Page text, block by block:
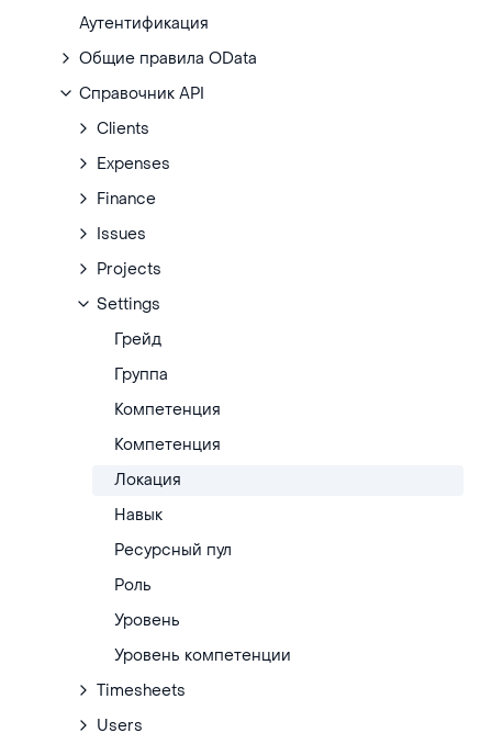
Аутентификация
Общие правила OData
Справочник API
Clients
Expenses
Finance
Issues
Projects
Settings
Грейд
Группа
Компетенция
Компетенция
Локация
Навык
Ресурсный пул
Роль
Уровень
Уровень компетенции
Timesheets
Users